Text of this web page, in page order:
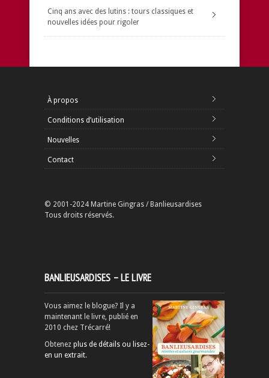
Cinq ans avec des lutins : tours classiques et
nouvelles idées pour rigoler
À propos
Conditions d’utilisation
Nouvelles
Contact
© 2001-2024 Martine Gingras / Banlieusardises
Tous droits réservés.
BANLIEUSARDISES – LE LIVRE
Vous aimez le blogue? Il y a
maintenant le livre, publié en
2010 chez Trécarré!
Obtenez plus de détails ou lisez-
en un extrait.